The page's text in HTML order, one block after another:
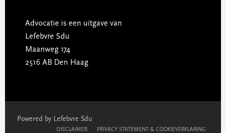
Advocatie is een uitgave van
Lefebvre Sdu
Maanweg 174
2516 AB Den Haag
Powered by Lefebvre Sdu
DISCLAIMER PRIVACY STATEMENT & COOKIEVERKLARING